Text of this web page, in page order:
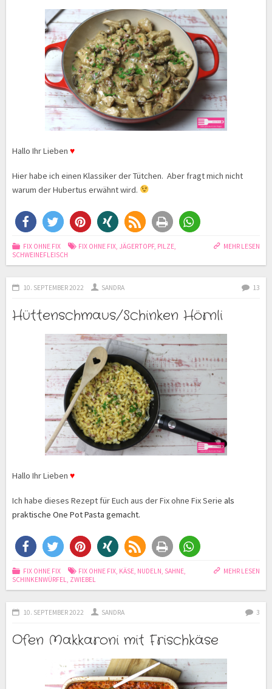
Hallo Ihr Lieben ♥
Hier habe ich einen Klassiker der Tütchen. Aber fragt mich nicht
warum der Hubertus erwähnt wird.
MEHR LESEN
FIX OHNE FIX FIX OHNE FIX, JÄGERTOPF, PILZE,
SCHWEINEFLEISCH
10. SEPTEMBER 2022 SANDRA 13
Hüttenschmaus/Schinken Hörnli
Hallo Ihr Lieben ♥
Ich habe dieses Rezept für Euch aus der Fix ohne Fix Serie als
praktische One Pot Pasta gemacht.
MEHR LESEN
FIX OHNE FIX FIX OHNE FIX, KÄSE, NUDELN, SAHNE,
SCHINKENWÜRFEL, ZWIEBEL
10. SEPTEMBER 2022 SANDRA 3
Ofen Makkaroni mit Frischkäse